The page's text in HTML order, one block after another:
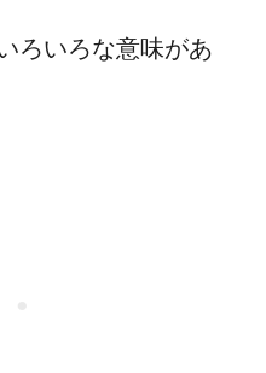
ろいろな意味があ